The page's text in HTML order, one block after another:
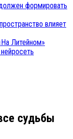
формировать
влияет
Литейном»
судьбы